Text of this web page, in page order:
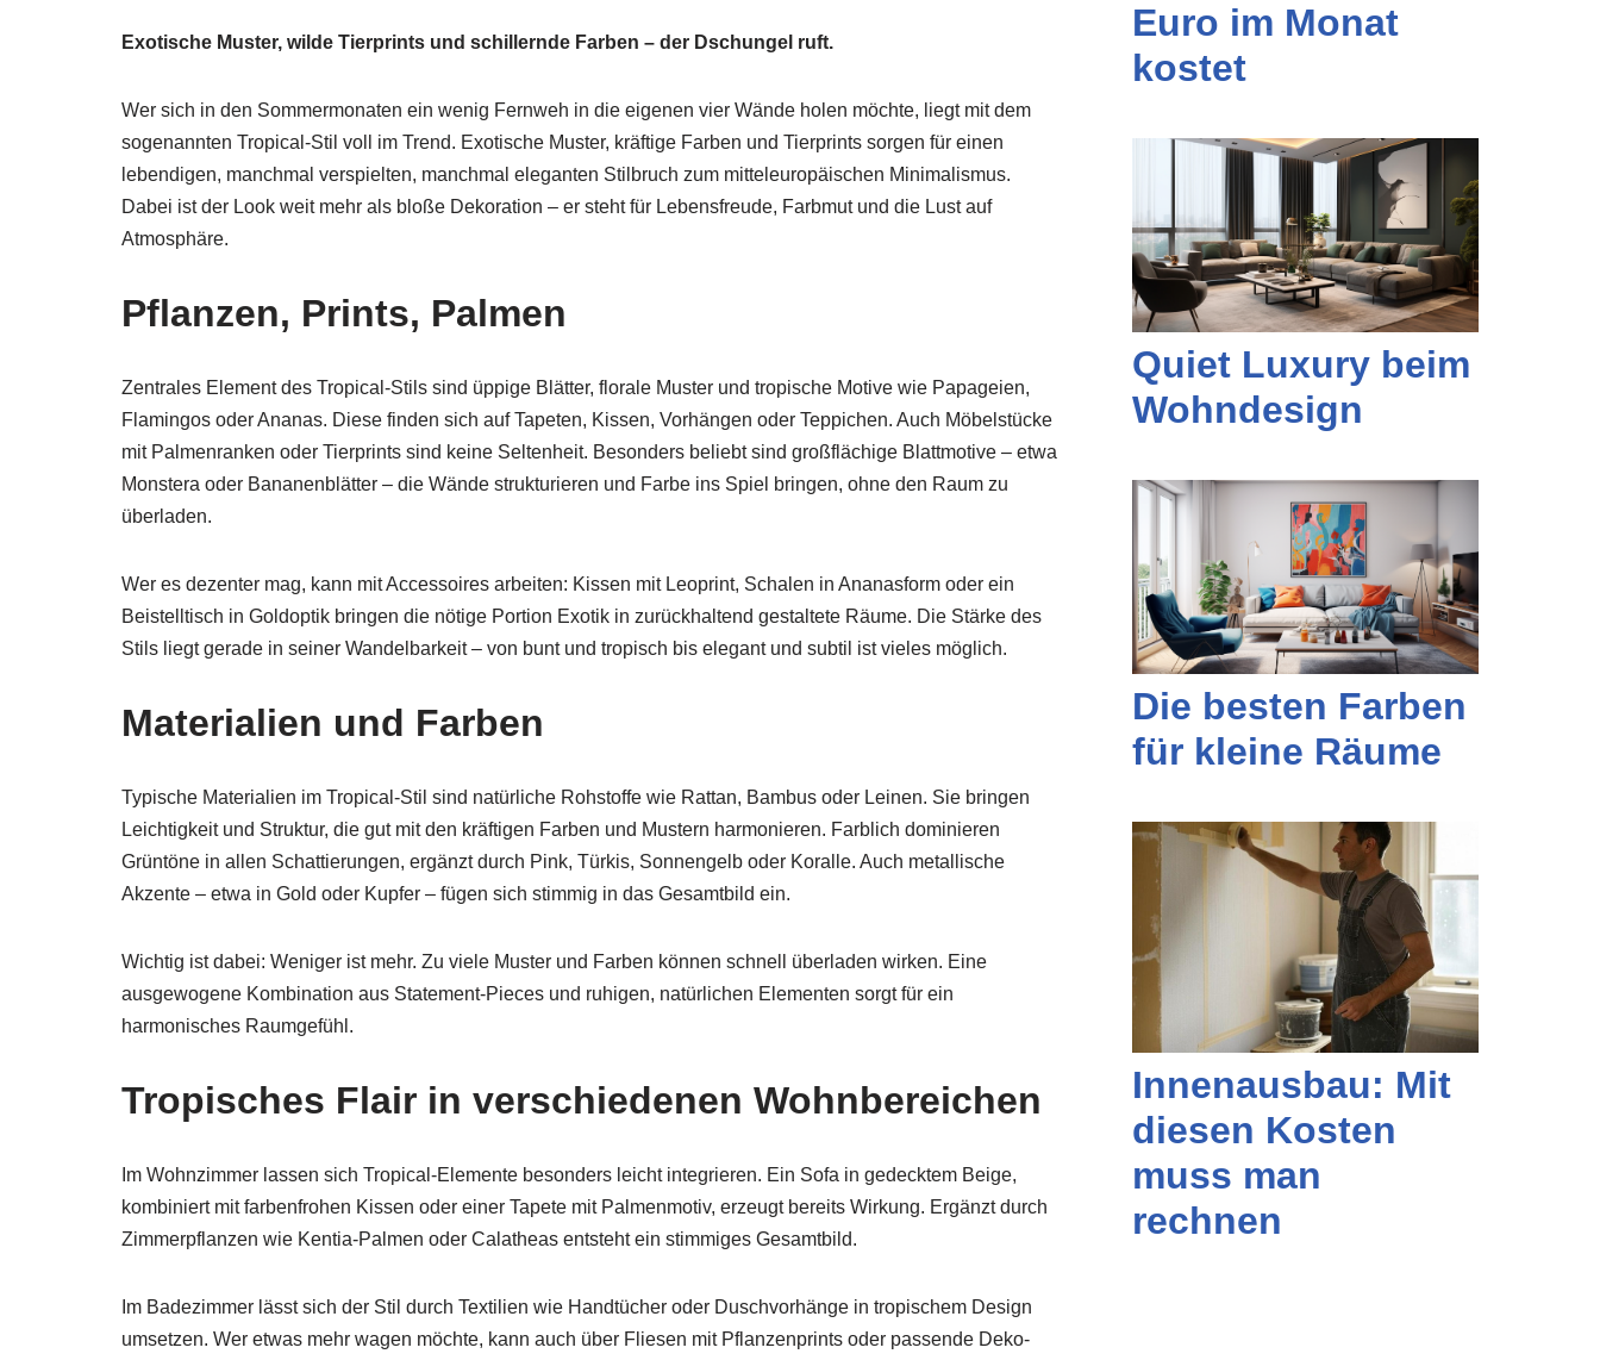
Exotische Muster, wilde Tierprints und schillernde Farben – der Dschungel ruft.
Wer sich in den Sommermonaten ein wenig Fernweh in die eigenen vier Wände holen möchte, liegt mit dem
sogenannten Tropical-Stil voll im Trend. Exotische Muster, kräftige Farben und Tierprints sorgen für einen
lebendigen, manchmal verspielten, manchmal eleganten Stilbruch zum mitteleuropäischen Minimalismus.
Dabei ist der Look weit mehr als bloße Dekoration – er steht für Lebensfreude, Farbmut und die Lust auf
Atmosphäre.
Pflanzen, Prints, Palmen
Zentrales Element des Tropical-Stils sind üppige Blätter, florale Muster und tropische Motive wie Papageien,
Flamingos oder Ananas. Diese finden sich auf Tapeten, Kissen, Vorhängen oder Teppichen. Auch Möbelstücke
mit Palmenranken oder Tierprints sind keine Seltenheit. Besonders beliebt sind großflächige Blattmotive – etwa
Monstera oder Bananenblätter – die Wände strukturieren und Farbe ins Spiel bringen, ohne den Raum zu
überladen.
Wer es dezenter mag, kann mit Accessoires arbeiten: Kissen mit Leoprint, Schalen in Ananasform oder ein
Beistelltisch in Goldoptik bringen die nötige Portion Exotik in zurückhaltend gestaltete Räume. Die Stärke des
Stils liegt gerade in seiner Wandelbarkeit – von bunt und tropisch bis elegant und subtil ist vieles möglich.
Materialien und Farben
Typische Materialien im Tropical-Stil sind natürliche Rohstoffe wie Rattan, Bambus oder Leinen. Sie bringen
Leichtigkeit und Struktur, die gut mit den kräftigen Farben und Mustern harmonieren. Farblich dominieren
Grüntöne in allen Schattierungen, ergänzt durch Pink, Türkis, Sonnengelb oder Koralle. Auch metallische
Akzente – etwa in Gold oder Kupfer – fügen sich stimmig in das Gesamtbild ein.
Wichtig ist dabei: Weniger ist mehr. Zu viele Muster und Farben können schnell überladen wirken. Eine
ausgewogene Kombination aus Statement-Pieces und ruhigen, natürlichen Elementen sorgt für ein
harmonisches Raumgefühl.
Tropisches Flair in verschiedenen Wohnbereichen
Im Wohnzimmer lassen sich Tropical-Elemente besonders leicht integrieren. Ein Sofa in gedecktem Beige,
kombiniert mit farbenfrohen Kissen oder einer Tapete mit Palmenmotiv, erzeugt bereits Wirkung. Ergänzt durch
Zimmerpflanzen wie Kentia-Palmen oder Calatheas entsteht ein stimmiges Gesamtbild.
Im Badezimmer lässt sich der Stil durch Textilien wie Handtücher oder Duschvorhänge in tropischem Design
umsetzen. Wer etwas mehr wagen möchte, kann auch über Fliesen mit Pflanzenprints oder passende Deko-
Euro im Monat
kostet
Quiet Luxury beim
Wohndesign
Die besten Farben
für kleine Räume
Innenausbau: Mit
diesen Kosten
muss man
rechnen